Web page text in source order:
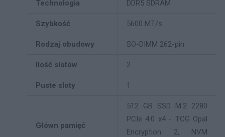
Technologia DDR5 SDRAM
Szybkość 5600 MT/s
Rodzaj obudowy SO-DIMM 262-pin
Ilość slotów 2
Puste sloty 1
Główn pamięć
512 GB SSD M.2 2280
PCIe 4.0 x4 - TCG Opal
Encryption 2, NVM